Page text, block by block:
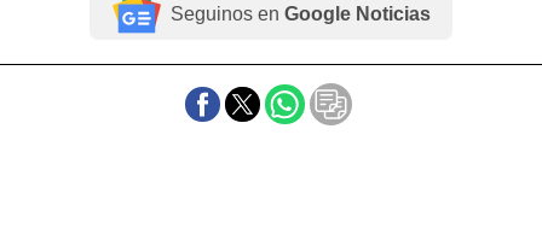
Seguinos en Google Noticias